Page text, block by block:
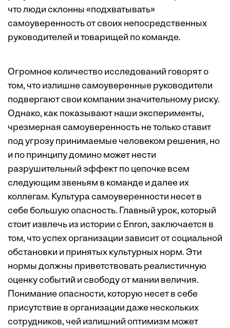
что люди склонны «подхватывать»
самоуверенность от своих непосредственных
руководителей и товарищей по команде.
Огромное количество исследований говорят о
том, что излишне самоуверенные руководители
подвергают свои компании значительному риску.
Однако, как показывают наши эксперименты,
чрезмерная самоуверенность не только ставит
под угрозу принимаемые человеком решения, но
и по принципу домино может нести
разрушительный эффект по цепочке всем
следующим звеньям в команде и далее их
коллегам. Культура самоуверенности несет в
себе большую опасность. Главный урок, который
стоит извлечь из истории с Enron, заключается в
том, что успех организации зависит от социальной
обстановки и принятых культурных норм. Эти
нормы должны приветствовать реалистичную
оценку событий и свободу от мании величия.
Понимание опасности, которую несет в себе
присутствие в организации даже нескольких
сотрудников, чей излишний оптимизм может